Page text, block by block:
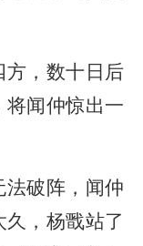
方，数十日后
将闻仲惊出一
法破阵，闻仲
，杨戬站了